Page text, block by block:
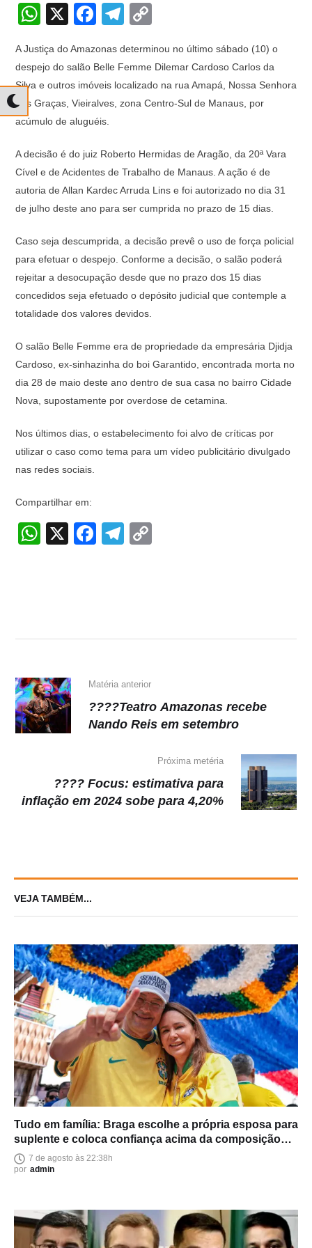
W
at
s
A
p
p
X
F
c
e
b
o
o
k
T
e
gr
a
p
y
Li
k
A Justiça do Amazonas determinou no último sábado (10) o
despejo do salão Belle Femme Dilemar Cardoso Carlos da
Silva e outros imóveis localizado na rua Amapá, Nossa Senhora
das Graças, Vieiralves, zona Centro-Sul de Manaus, por
acúmulo de aluguéis.
A decisão é do juiz Roberto Hermidas de Aragão, da 20ª Vara
Cível e de Acidentes de Trabalho de Manaus. A ação é de
autoria de Allan Kardec Arruda Lins e foi autorizado no dia 31
de julho deste ano para ser cumprida no prazo de 15 dias.
Caso seja descumprida, a decisão prevê o uso de força policial
para efetuar o despejo. Conforme a decisão, o salão poderá
rejeitar a desocupação desde que no prazo dos 15 dias
concedidos seja efetuado o depósito judicial que contemple a
totalidade dos valores devidos.
O salão Belle Femme era de propriedade da empresária Djidja
Cardoso, ex-sinhazinha do boi Garantido, encontrada morta no
dia 28 de maio deste ano dentro de sua casa no bairro Cidade
Nova, supostamente por overdose de cetamina.
Nos últimos dias, o estabelecimento foi alvo de críticas por
utilizar o caso como tema para um vídeo publicitário divulgado
nas redes sociais.
Compartilhar em:
W
p
X
F
o
k
T
m n
Matéria anterior
????Teatro Amazonas recebe
Nando Reis em setembro
Próxima metéria
???? Focus: estimativa para
inflação em 2024 sobe para 4,20%
VEJA TAMBÉM...
Tudo em família: Braga escolhe a própria esposa para
suplente e coloca confiança acima da composição
política
7 de agosto às 22:38h
por admin